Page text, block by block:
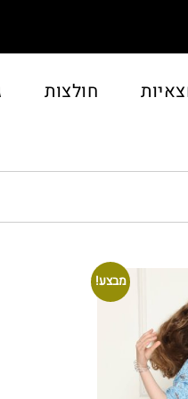
חולצות
מבצע!